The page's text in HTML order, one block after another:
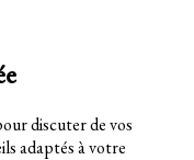
discuter de vos
adaptés à votre